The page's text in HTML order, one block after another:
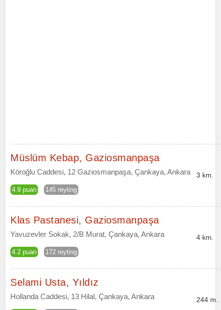
Müslüm Kebap, Gaziosmanpaşa
Köroğlu Caddesi, 12 Gaziosmanpaşa, Çankaya, Ankara
4.9 puan 145 reyting
3 km.
Klas Pastanesi, Gaziosmanpaşa
Yavuzevler Sokak, 2/B Murat, Çankaya, Ankara
4.2 puan 172 reyting
4 km.
Selami Usta, Yıldız
Hollanda Caddesi, 13 Hilal, Çankaya, Ankara 244 m.